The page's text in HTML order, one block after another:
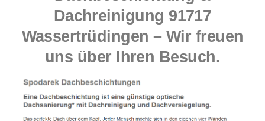
Dachreinigung 91717
Wassertrüdingen – Wir freuen
uns über Ihren Besuch.